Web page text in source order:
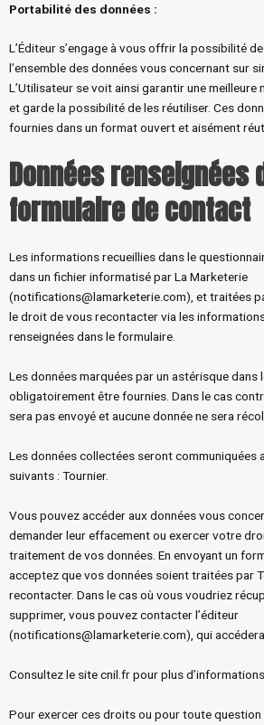
Portabilité des données :
L’Éditeur s’engage à vous offrir la possibilité
l’ensemble des données vous concernant sur
L’Utilisateur se voit ainsi garantir une meilleure
et garde la possibilité de les réutiliser. Ces
fournies dans un format ouvert et aisément
Données renseignées
formulaire de contact
Les informations recueillies dans le
dans un fichier informatisé par La Marketerie
(notifications@lamarketerie.com), et traitées
le droit de vous recontacter via les
renseignées dans le formulaire.
Les données marquées par un astérisque
obligatoirement être fournies. Dans le cas
sera pas envoyé et aucune donnée ne sera
Les données collectées seront communiquées
suivants : Tournier.
Vous pouvez accéder aux données vous
demander leur effacement ou exercer votre
traitement de vos données. En envoyant un
acceptez que vos données soient traitées par
recontacter. Dans le cas où vous voudriez
supprimer, vous pouvez contacter l’éditeur
(notifications@lamarketerie.com), qui
Consultez le site cnil.fr pour plus
Pour exercer ces droits ou pour toute